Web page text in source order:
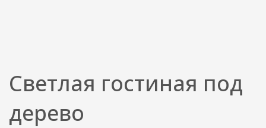
Светлая гостиная под
дерево